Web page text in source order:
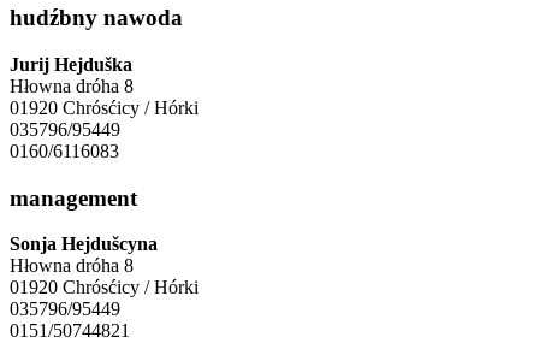
hudźbny nawoda
Jurij Hejduška
Hłowna dróha 8
01920 Chrósćicy / Hórki
035796/95449
0160/6116083
management
Sonja Hejdušcyna
Hłowna dróha 8
01920 Chrósćicy / Hórki
035796/95449
0151/50744821